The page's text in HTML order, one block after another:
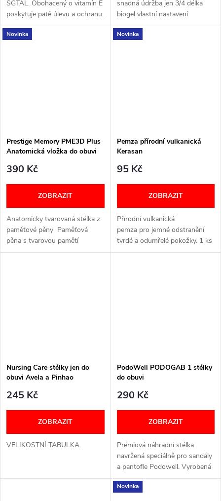
SGTAL. Obohacený o vitamín E
poskytuje patě úlevu a ochranu.
Univerzální velikost. Schopnost
pohlcovat nárazy. Zabraňuje
snadná údržba jen 3/4 délka
biogel vlastní nastavení
podpory - 2 možnosti Velikosti:
S - DÁMSKÁ L - PÁNSKÁ
Novinka
Prestige Memory PME3D Plus
Anatomická vložka do obuvi
390 Kč
ZOBRAZIT
Anatomicky tvarovaná stélka z
paměťové pěny Paměťová
pěna s tvarovou pamětí
Zesílená struktura v klíčových
Novinka
Pemza přírodní vulkanická
Kerasan
95 Kč
ZOBRAZIT
Přírodní vulkanická
pemza pro jemné odstranění
tvrdé a odumřelé pokožky. 1 ks
Nursing Care stélky jen do
obuvi Avela a Pinhao
245 Kč
ZOBRAZIT
VELIKOSTNÍ TABULKA
PodoWell PODOGAB 1 stélky
do obuvi
290 Kč
ZOBRAZIT
Prémiová náhradní stélka
navržená speciálně pro sandály
a pantofle Podowell. Vyrobená
z kvalitní kůže v kombinaci s
tlumicí pěnou pro maximální
Novinka